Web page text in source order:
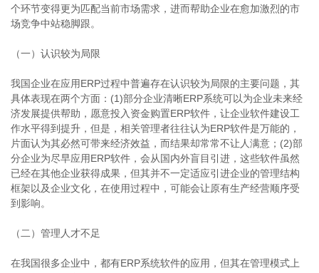
个环节变得更为匹配当前市场需求，进而帮助企业在愈加激烈的市
场竞争中站稳脚跟。
（一）认识较为局限
我国企业在应用ERP过程中普遍存在认识较为局限的主要问题，其
具体表现在两个方面：(1)部分企业清晰ERP系统可以为企业未来经
济发展提供帮助，愿意投入资金购置ERP软件，让企业软件建设工
作水平得到提升，但是，相关管理者往往认为ERP软件是万能的，
片面认为其必然可带来经济效益，而结果却常常不让人满意；(2)部
分企业为尽早应用ERP软件，会从国内外盲目引进，这些软件虽然
已经在其他企业获得成果，但其并不一定适应引进企业的管理结构
框架以及企业文化，在使用过程中，可能会让原有生产经营顺序受
到影响。
（二）管理人才不足
在我国很多企业中，都有ERP系统软件的应用，但其在管理模式上